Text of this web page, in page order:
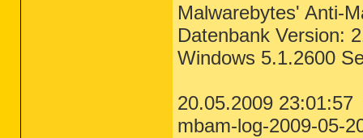
Malwarebytes' Anti-
Datenbank Version:
Windows 5.1.2600
20.05.2009 23:01:57
mbam-log-2009-05-